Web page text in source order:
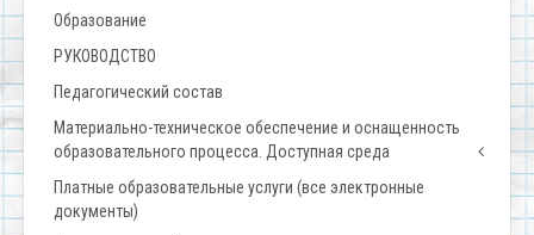
Образование
РУКОВОДСТВО
Педагогический состав
Материально-техническое обеспечение и оснащенность
образовательного процесса. Доступная среда
Платные образовательные услуги (все электронные
документы)